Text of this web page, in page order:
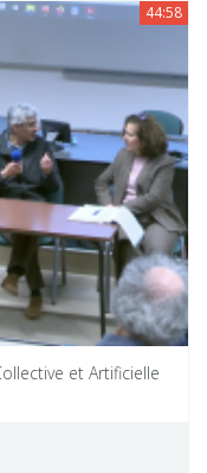
44:58
et Artificielle